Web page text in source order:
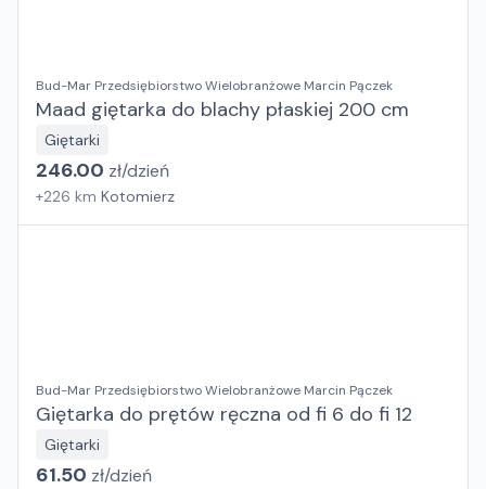
Bud-Mar Przedsiębiorstwo Wielobranżowe Marcin Pączek
Maad giętarka do blachy płaskiej 200 cm
Giętarki
246.00 zł/dzień
+226 km Kotomierz
Bud-Mar Przedsiębiorstwo Wielobranżowe Marcin Pączek
Giętarka do prętów ręczna od fi 6 do fi 12
Giętarki
61.50 zł/dzień